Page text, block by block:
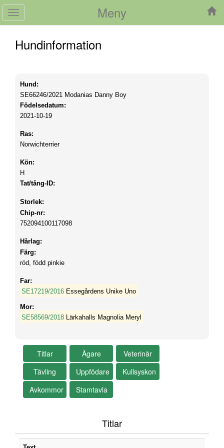
Meny
Toggle
navigation
Hundinformation
Hund:
SE66246/2021 Modanias Danny Boy
Födelsedatum:
2021-10-19
Ras:
Norwichterrier
Kön:
H
Tat/tång-ID:
Storlek:
Chip-nr:
752094100117098
Hårlag:
Färg:
röd, född pinkie
Far:
SE17219/2016 Essegårdens Unike Uno
Mor:
SE58569/2018 Lärkahalls Magnolia Meryl
Titlar